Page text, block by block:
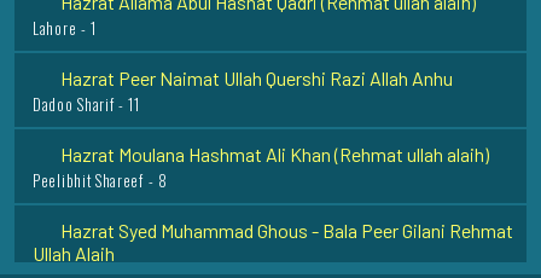
Lahore - 1
Dadoo Sharif - 11
Peelibhit Shareef - 8
Ullah Alaih
Okara - 9